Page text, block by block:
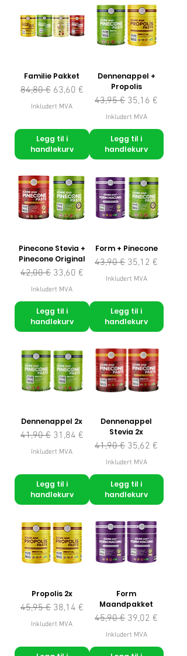
Familie Pakket
Vanlig pris
84,80 € Salgspris
63,60 €
Inkludert MVA
Legg til i
handlekurv
Dennenappel +
Propolis
Vanlig pris
43,95 € Salgspris
35,16 €
Inkludert MVA
Legg til i
handlekurv
Pinecone Stevia +
Pinecone Original
Vanlig pris
42,00 € Salgspris
33,60 €
Inkludert MVA
Legg til i
handlekurv
Form + Pinecone
Vanlig pris
43,90 € Salgspris
35,12 €
Inkludert MVA
Legg til i
handlekurv
Dennenappel 2x
Vanlig pris
41,90 € Salgspris
31,84 €
Inkludert MVA
Legg til i
handlekurv
Dennenappel
Stevia 2x
Vanlig pris
41,90 € Salgspris
35,62 €
Inkludert MVA
Legg til i
handlekurv
Propolis 2x
Vanlig pris
45,95 € Salgspris
38,14 €
Inkludert MVA
Form
Maandpakket
Vanlig pris
45,90 € Salgspris
39,02 €
Inkludert MVA